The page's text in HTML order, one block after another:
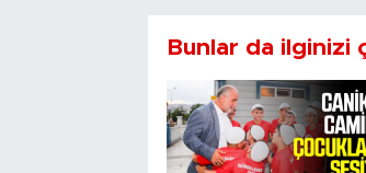
Bunlar da ilginizi